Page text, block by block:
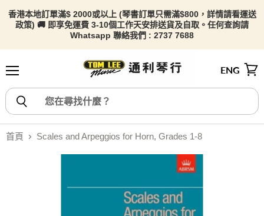
香港本地訂單滿$ 2000或以上 (琴書訂單只需滿$800，詳情請看運送
政策) 🚚 即享免運費 3-10個工作天安排送貨及自取。任何查詢請
Whatsapp 聯絡我們 : 2737 7688
ENG
首頁 Scales and Arpeggios for Horn, Grades 1-8